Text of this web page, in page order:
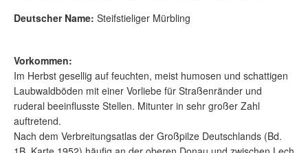
Deutscher Name: Steifstieliger Mürbling
Vorkommen:
Im Herbst gesellig auf feuchten, meist humosen und schattigen
Laubwaldböden mit einer Vorliebe für Straßenränder und
ruderal beeinflusste Stellen. Mitunter in sehr großer Zahl
auftretend.
Nach dem Verbreitungsatlas der Großpilze Deutschlands (Bd.